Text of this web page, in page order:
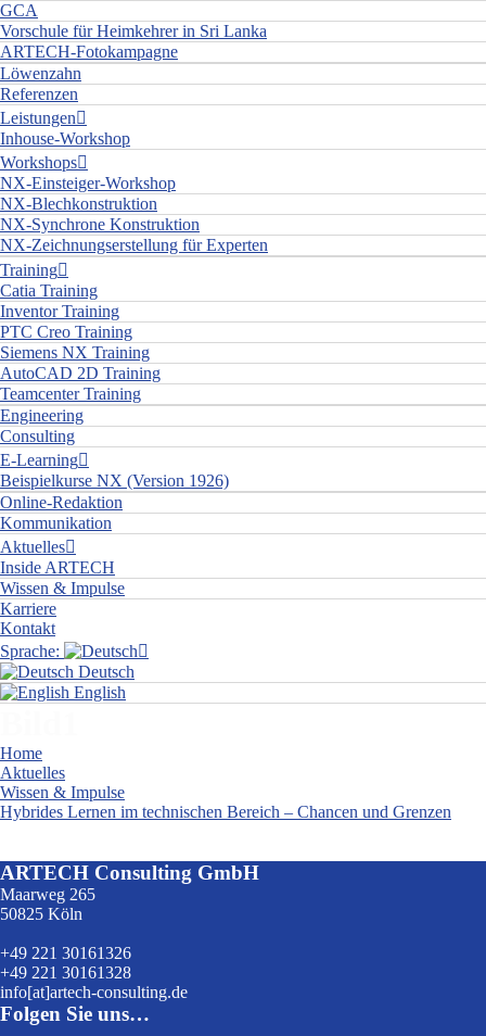
GCA
Vorschule für Heimkehrer in Sri Lanka
ARTECH-Fotokampagne
Löwenzahn
Referenzen
Leistungen
Inhouse-Workshop
Workshops
NX-Einsteiger-Workshop
NX-Blechkonstruktion
NX-Synchrone Konstruktion
NX-Zeichnungserstellung für Experten
Training
Catia Training
Inventor Training
PTC Creo Training
Siemens NX Training
AutoCAD 2D Training
Teamcenter Training
Engineering
Consulting
E-Learning
Beispielkurse NX (Version 1926)
Online-Redaktion
Kommunikation
Aktuelles
Inside ARTECH
Wissen & Impulse
Karriere
Kontakt
Sprache:
Deutsch
English
Home
Aktuelles
Wissen & Impulse
Hybrides Lernen im technischen Bereich – Chancen und Grenzen
ARTECH Consulting GmbH
Maarweg 265
50825 Köln
+49 221 30161326
+49 221 30161328
info[at]artech-consulting.de
Folgen Sie uns…